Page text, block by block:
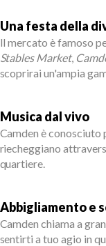
Una festa della
Il mercato è famoso
Stables Market,
scoprirai un'ampia
Musica dal vivo
Camden è conosciuto
riecheggiano
quartiere.
Abbigliamento e
Camden chiama a
sentirti a tuo agio in